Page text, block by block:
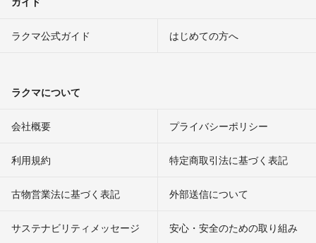
ラクマ公式ガイド はじめての方へ
ラクマについて
会社概要 プライバシーポリシー
利用規約 特定商取引法に基づく表記
古物営業法に基づく表記 外部送信について
サステナビリティメッセージ 安心・安全のための取り組み